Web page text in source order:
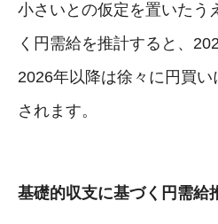
小さいとの仮定を置いたう
く円需給を推計すると、
2026年以降は徐々に円買
されます。
基礎的収支に基づく円需給